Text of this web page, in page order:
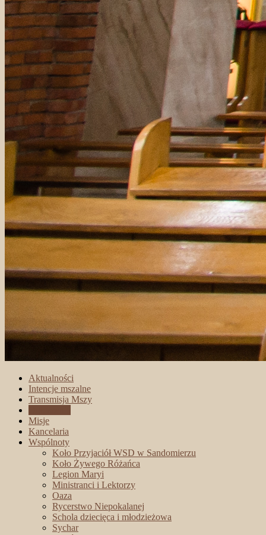
Aktualności
Intencje mszalne
Transmisja Mszy
Misje
Kancelaria
Wspólnoty
Koło Przyjaciół WSD w Sandomierzu
Koło Żywego Różańca
Legion Maryi
Ministranci i Lektorzy
Oaza
Rycerstwo Niepokalanej
Schola dziecięca i młodzieżowa
Sychar